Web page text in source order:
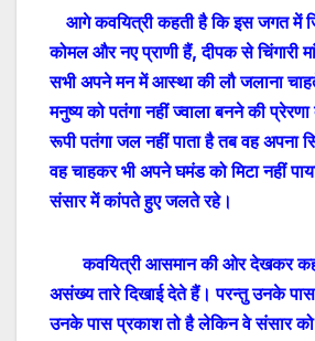
आगे कवयित्री कहती है कि इस जगत में
कोमल और नए प्राणी हैं, दीपक से चिंगारी
सभी अपने मन में आस्था की लौ जलाना
मनुष्य को पतंगा नहीं ज्वाला बनने की
रूपी पतंगा जल नहीं पाता है तब वह अपना
वह चाहकर भी अपने घमंड को मिटा नहीं
संसार में कांपते हुए जलते रहे।
कवयित्री आसमान की ओर देखकर
असंख्य तारे दिखाई देते हैं। परन्तु उनके
उनके पास प्रकाश तो है लेकिन वे संसार